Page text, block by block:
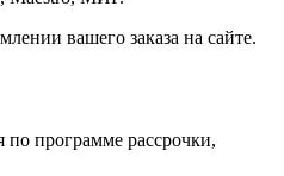
вашего заказа на сайте.
по программе рассрочки,